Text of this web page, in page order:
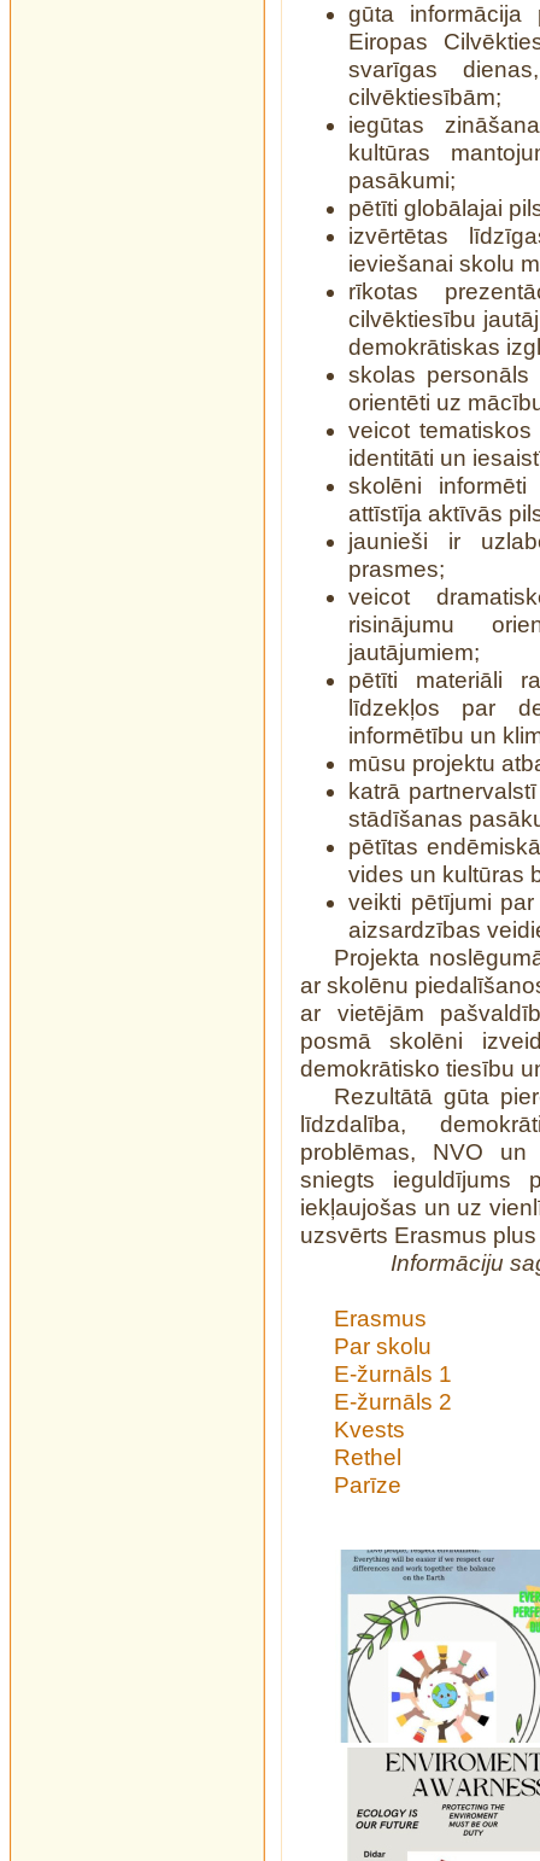
gūta informācija
Eiropas
svarīgas
cilvēktiesībām;
iegūtas
kultūras
pasākumi;
pētīti globālajai
izvērtētas
ieviešanai skolu
rīkotas
cilvēktiesību
demokrātiskas
skolas personāls
orientēti uz
veicot
identitāti un
skolēni
attīstīja aktīvās
jaunieši ir
prasmes;
veicot
risinājumu
jautājumiem;
pētīti materiāli
līdzekļos par
informētību un
mūsu projektu
katrā
stādīšanas
pētītas
vides un kultūras
veikti pētījumi
aizsardzības
Projekta
ar skolēnu
ar vietējām
posmā skolēni
demokrātisko tiesību
Rezultātā gūta
līdzdalība,
problēmas, NVO un
sniegts ieguldījums
iekļaujošas un uz
uzsvērts Erasmus
Informāciju
Erasmus
Par skolu
E-žurnāls 1
E-žurnāls 2
Kvests
Rethel
Parīze